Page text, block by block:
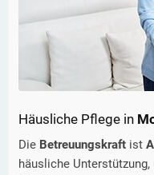
Häusliche Pflege in
Die Betreuungskraft ist
häusliche Unterstützung,